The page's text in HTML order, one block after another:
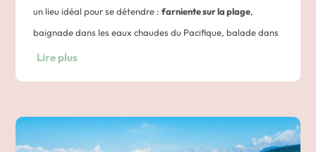
un lieu idéal pour se détendre :farniente sur la plage,
baignade dans les eaux chaudes du Pacifique, balade dans
les ruelles de la vieille ville ou encore dégustation de fruits
en mer vers lesîles Marietas, snorkeling, visite des villages
côtiers au sud, ou bien une journée dans la jungle pour
Lire plus